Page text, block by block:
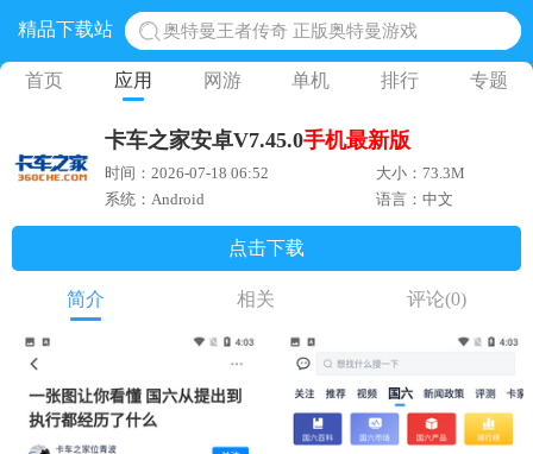
精品下载站
奥特曼王者传奇 正版奥特曼游戏
地铁跑酷体验服国际服 地铁跑酷体验服版本
黎明觉醒生机腾讯正版 黎明觉醒生机国际服
蛋仔派对下载 蛋仔派对体验服
首页 应用 网游 单机 排行 专题
卡车之家安卓V7.45.0手机最新版
时间：2026-07-18 06:52
大小：73.3M
系统：Android
语言：中文
点击下载
简介 相关 评论(0)